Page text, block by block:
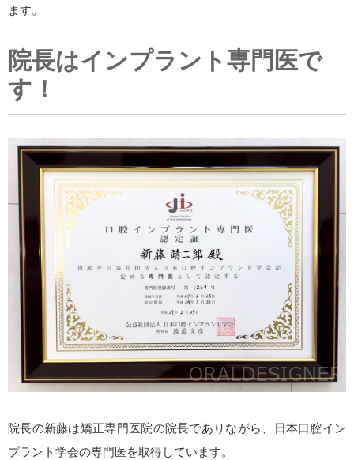
ます。
院長はインプラント専門医で
す！
院長の新藤は矯正専門医院の院長でありながら、日本口腔イン
プラント学会の専門医を取得しています。